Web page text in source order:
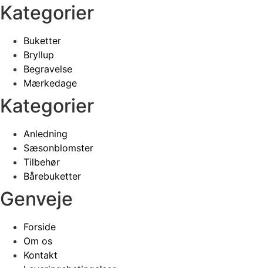
Kategorier
Buketter
Bryllup
Begravelse
Mærkedage
Kategorier
Anledning
Sæsonblomster
Tilbehør
Bårebuketter
Genveje
Forside
Om os
Kontakt